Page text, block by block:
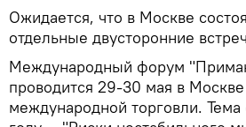
Ожидается, что в Москве
отдельные двусторонние
Международный форум
проводится 29-30 мая в
международной торговли.